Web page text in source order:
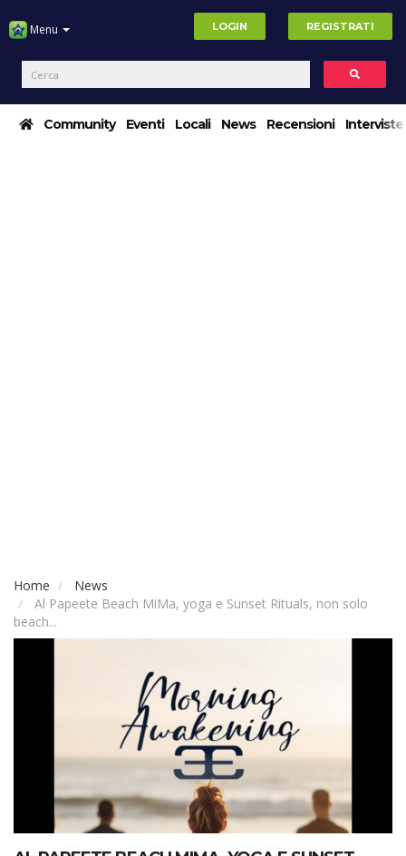
Menu LOGIN REGISTRATI
Community Eventi Locali News Recensioni Interviste
Home
News
Al Papeete Beach MiMa, yoga e Sunset Rituals, non solo
beach...